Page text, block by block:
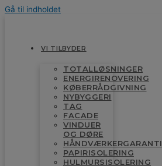
Gå til indholdet
VI TILBYDER
TOTALLØSNINGER
ENERGIRENOVERING
KØBERRÅDGIVNING
NYBYGGERI
TAG
FACADE
VINDUER
OG DØRE
HÅNDVÆRKERGARANTI
PAPIRISOLERING
HULMURSISOLERING